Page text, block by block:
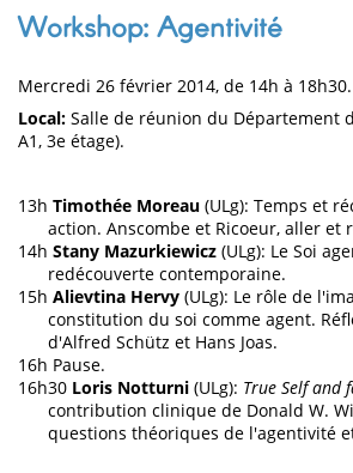
Workshop: Agentivité
Mercredi 26 février 2014, de 14h à 18h30.
Local: Salle de réunion du Département
A1, 3e étage).
13h Timothée Moreau (ULg): Temps et
action. Anscombe et Ricoeur, aller et
14h Stany Mazurkiewicz (ULg): Le Soi
redécouverte contemporaine.
15h Alievtina Hervy (ULg): Le rôle de
constitution du soi comme agent.
d'Alfred Schütz et Hans Joas.
16h Pause.
16h30 Loris Notturni (ULg): True Self and
contribution clinique de Donald W.
questions théoriques de l'agentivité